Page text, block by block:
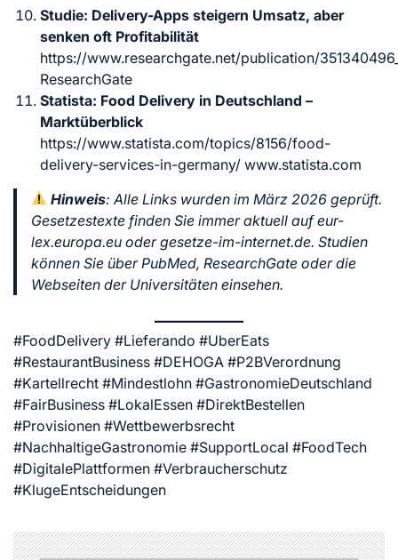
Studie: Delivery-Apps steigern Umsatz, aber
senken oft Profitabilität
https://www.researchgate.net/publication/
ResearchGate
Statista: Food Delivery in Deutschland –
Marktüberblick
https://www.statista.com/topics/8156/food-
delivery-services-in-germany/ www.statista.com
Hinweis: Alle Links wurden im März 2026 geprüft.
Gesetzestexte finden Sie immer aktuell aufeur-
lex.europa.eu odergesetze-im-internet.de. Studien
können Sie über PubMed, ResearchGate oder die
Webseiten der Universitäten einsehen.
#FoodDelivery #Lieferando #UberEats
#RestaurantBusiness #DEHOGA #P2BVerordnung
#Kartellrecht #Mindestlohn #GastronomieDeutschland
#FairBusiness #LokalEssen #DirektBestellen
#Provisionen #Wettbewerbsrecht
#NachhaltigeGastronomie #SupportLocal #FoodTech
#DigitalePlattformen #Verbraucherschutz
#KlugeEntscheidungen